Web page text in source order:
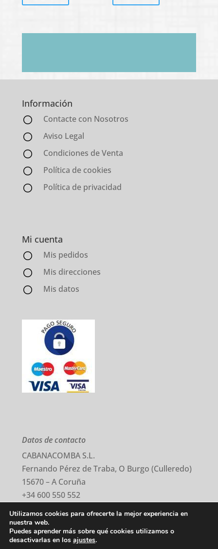
Información
Contacte con Nosotros
Aviso Legal
Condiciones de Venta
Política de cookies
Política de privacidad
Mi cuenta
Mis pedidos
Mis direcciones
Mis datos
Datos de contacto
CABANACOMBA S.L.
Fernando Pérez de Traba, O Burgo (Culleredo)
15670 – A Coruña
+34 600 550 552
comercial@cabanacomba.com
Aviso Legal–Política Privacidad–Cookies
Utilizamos cookies para ofrecerte la mejor experiencia en
nuestra web.
Puedes aprender más sobre qué cookies utilizamos o
desactivarlas en los ajustes.